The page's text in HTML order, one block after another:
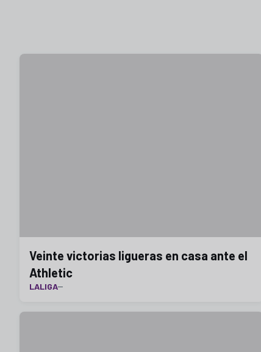
Veinte victorias ligueras en casa ante el
Athletic
LALIGA